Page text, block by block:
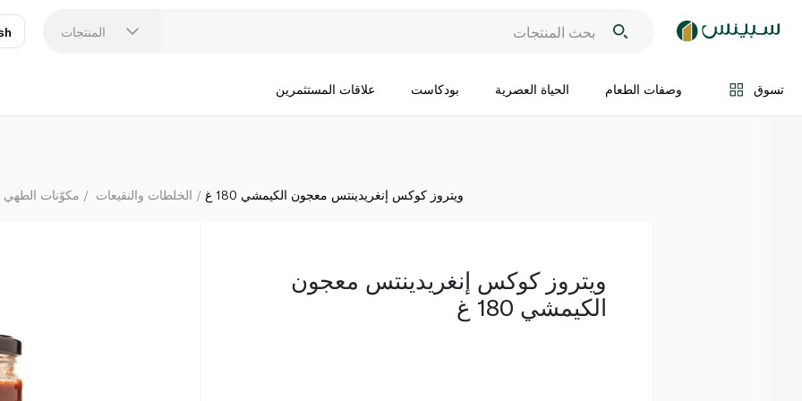
المنتجات
تسوق وصفات الطعام الحياة العصرية بودكاست علاقات المستثمرين
اضف الى السلة
مكوّنات الطهي الخلطات والنقيعات ويتروز كوكس إنغريدينتس معجون الكيمشي 180 غ
ويتروز كوكس إنغريدينتس معجون
الكيمشي 180 غ